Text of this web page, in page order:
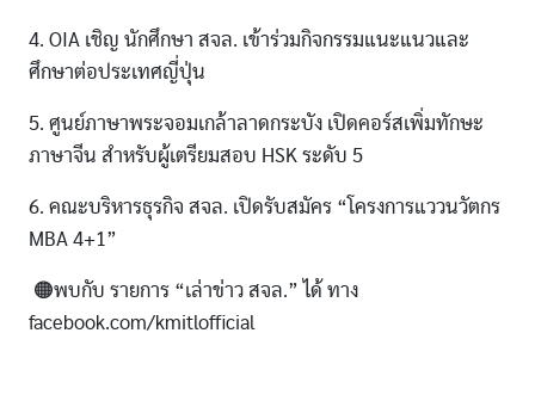
4. OIA เชิญ นักศึกษา สจล. เข้าร่วมกิจกรรมแนะแนวและ
ศึกษาต่อประเทศญี่ปุ่น
5. ศูนย์ภาษาพระจอมเกล้าลาดกระบัง เปิดคอร์สเพิ่มทักษะ
ภาษาจีน สำหรับผู้เตรียมสอบ HSK ระดับ 5
6. คณะบริหารธุรกิจ สจล. เปิดรับสมัคร “โครงการแววนวัตกร
MBA 4+1”
🟠พบกับ รายการ “เล่าข่าว สจล.” ได้ ทาง
facebook.com/kmitlofficial